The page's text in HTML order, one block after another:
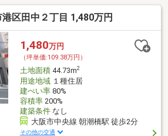
区田中２丁目 1,480万円
1,480万円
（坪単価:109.38万円）
土地面積44.73m2
用途地域１種住居
建ぺい率80%
容積率200%
建築条件なし
大阪市中央線 朝潮橋駅 徒歩2分
その他の交通